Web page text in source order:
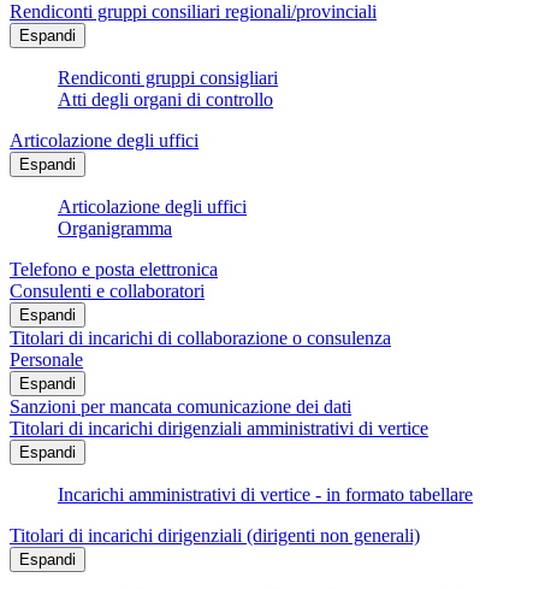
Rendiconti gruppi consiliari regionali/provinciali
Espandi
Rendiconti gruppi consigliari
Atti degli organi di controllo
Articolazione degli uffici
Espandi
Articolazione degli uffici
Organigramma
Telefono e posta elettronica
Consulenti e collaboratori
Espandi
Titolari di incarichi di collaborazione o consulenza
Personale
Espandi
Sanzioni per mancata comunicazione dei dati
Titolari di incarichi dirigenziali amministrativi di vertice
Espandi
Incarichi amministrativi di vertice - in formato tabellare
Titolari di incarichi dirigenziali (dirigenti non generali)
Espandi